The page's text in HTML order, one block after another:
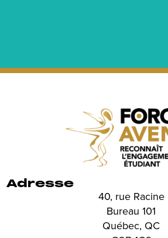
Adresse
40, rue Racine
Bureau 101
Québec, QC